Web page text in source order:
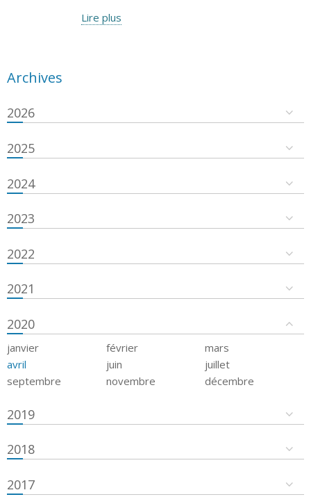
Lire plus
Archives
2026
2025
2024
2023
2022
2021
2020
janvier février
mars
avril
juin
juillet
septembre
novembre décembre
2019
2018
2017